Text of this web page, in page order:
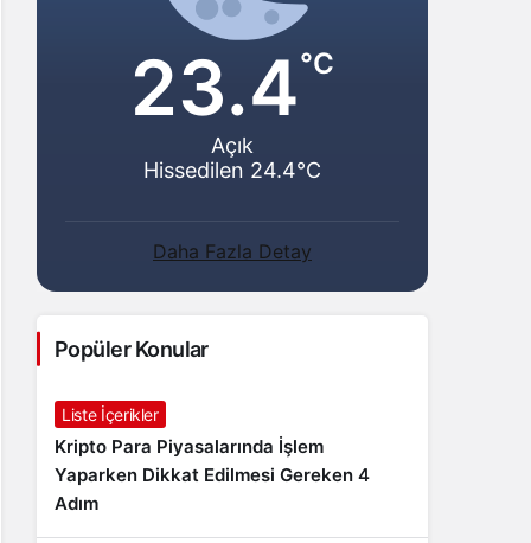
23.4°C
Açık
Hissedilen 24.4°C
Daha Fazla Detay
Popüler Konular
Liste İçerikler
Kripto Para Piyasalarında İşlem
Yaparken Dikkat Edilmesi Gereken 4
Adım